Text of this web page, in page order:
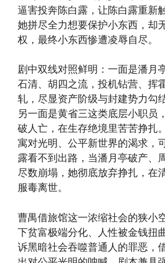
逼害投奔陈白露，让陈白露重新
她拼尽全力想要保护小东西，却
权，最终小东西惨遭凌辱自尽。
剧中双线对照鲜明：一面是潘月
石清、胡四之流，投机钻营、挥
轧，尽显资产阶级与封建势力勾
另一面是黄省三这类底层小职员
破人亡，在生存绝境里苦苦挣扎
寓对光明、公平新世界的渴求，
露看不到出路，当潘月亭破产、
尽数崩塌，她彻底放弃挣扎，在
服毒离世。
曹禺借旅馆这一浓缩社会的狭小
下贫富极端分化、人性被金钱扭
诉黑暗社会吞噬普通人的罪恶，